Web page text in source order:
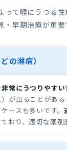
って喉にうつる
早期治療が重要
の淋病）
非常にうつりやすい
が出ることがあ
ースも多いです。
おり、適切な薬剤